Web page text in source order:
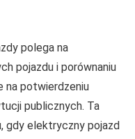
polega na
pojazdu i porównaniu
na potwierdzeniu
publicznych. Ta
gdy elektryczny pojazd